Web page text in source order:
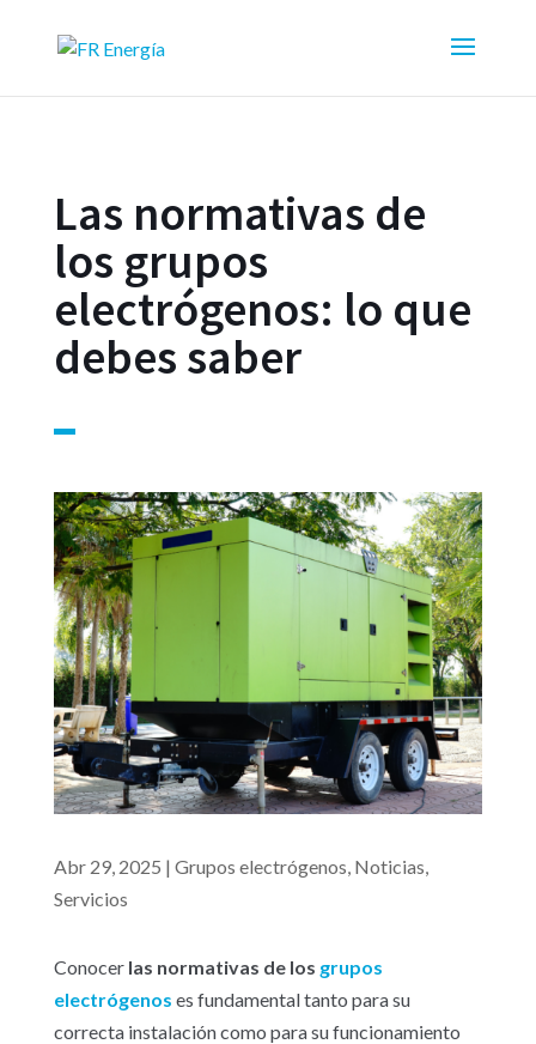
Las normativas de
los grupos
electrógenos: lo que
debes saber
Abr 29, 2025 | Grupos electrógenos Noticias
Servicios
Conocer las normativas de los grupos
electrógenos es fundamental tanto para su
correcta instalación como para su funcionamiento